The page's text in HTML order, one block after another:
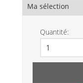
Ma sélection
Quantité: